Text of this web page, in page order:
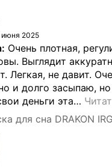
июня 2025
Очень плотная,
Выглядит
Легкая, не давит.
и долго засыпаю,
деньги эта…
для сна DRAKON